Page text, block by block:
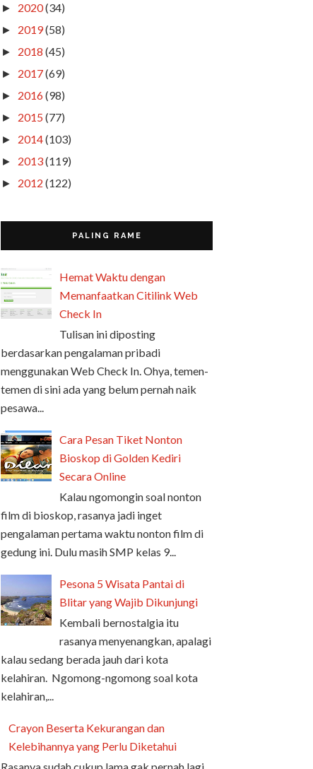
► 2020(34)
► 2019(58)
► 2018 (45)
► 2017(69)
► 2016(98)
► 2015(77)
► 2014(103)
► 2013(119)
► 2012 (122)
PALING RAME
Hemat Waktu dengan
Memanfaatkan Citilink Web
Check In
Tulisan ini diposting
berdasarkan pengalaman pribadi
menggunakan Web Check In. Ohya, temen-
temen di sini ada yang belum pernah naik
pesawa...
Cara Pesan Tiket Nonton
Bioskop di Golden Kediri
Secara Online
Kalau ngomongin soal nonton
film di bioskop, rasanya jadi inget
pengalaman pertama waktu nonton film di
gedung ini. Dulu masih SMP kelas 9...
Pesona 5 Wisata Pantai di
Blitar yang Wajib Dikunjungi
Kembali bernostalgia itu
rasanya menyenangkan, apalagi
kalau sedang berada jauh dari kota
kelahiran. Ngomong-ngomong soal kota
kelahiran,...
Crayon Beserta Kekurangan dan
Kelebihannya yang Perlu Diketahui